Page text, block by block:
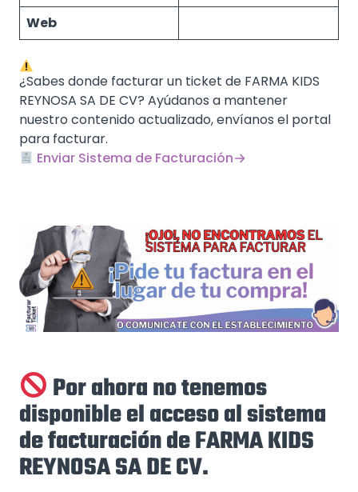
Web
¿Sabes donde facturar un ticket de FARMA KIDS
REYNOSA SA DE CV? Ayúdanos a mantener
nuestro contenido actualizado, envíanos el portal
para facturar.
Enviar Sistema de Facturación
Por ahora no tenemos
disponible el acceso al sistema
de facturación de FARMA KIDS
REYNOSA SA DE CV.